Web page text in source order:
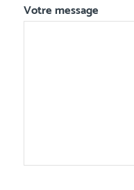
Votre message